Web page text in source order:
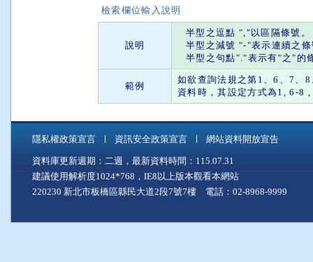
檢索欄位輸入說明
說明
半型之 逗點 ","以區隔條號。
半型之 減號 "-"表示連續之
半型之 句點"."表示有"之"的
範例
如欲查詢法規之第1、6、7、
資料時，其設定方式為1, 6-8
隱私權政策宣言 資訊安全政策宣言 網站資料開放宣告
資料庫更新週期：二週，最新資料時間：115.07.31
建議使用解析度1024*768，IE8以上版本觀看本網站
220230 新北市板橋區縣民大道2段7號7樓 電話：02-8968-9999